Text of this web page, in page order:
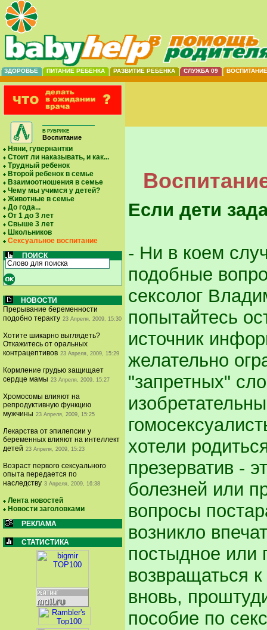
ЗДОРОВЬЕ ПИТАНИЕ РЕБЕНКА РАЗВИТИЕ РЕБЕНКА СЛУЖБА 09 ВОСПИТАНИЕ
В РУБРИКЕ
Воспитание
Няни, гувернантки
Стоит ли наказывать, и как...
Трудный ребенок
Второй ребенок в семье
Взаимоотношения в семье
Чему мы учимся у детей?
Животные в семье
До года...
От 1 до 3 лет
Свыше 3 лет
Школьников
Сексуальное воспитание
ПОИСК
НОВОСТИ
Прерывание беременности
подобно теракту 23 Апреля, 2009, 15:30
Хотите шикарно выглядеть?
Откажитесь от оральных
контрацептивов 23 Апреля, 2009, 15:29
Кормление грудью защищает
сердце мамы 23 Апреля, 2009, 15:27
Хромосомы влияют на
репродуктивную функцию
мужчины 23 Апреля, 2009, 15:25
Лекарства от эпилепсии у
беременных влияют на интеллект
детей 23 Апреля, 2009, 15:23
Возраст первого сексуального
опыта передается по
наследству 3 Апреля, 2009, 16:38
Лента новостей
Новости заголовками
РЕКЛАМА
СТАТИСТИКА
Если дети
- Ни в коем
подобные
сексолог
попытайтесь
источник
желательно
"запретных"
хотели
презерватив -
болезней или
вопросы
возникло
постыдное или
возвращаться
вновь,
пособие по